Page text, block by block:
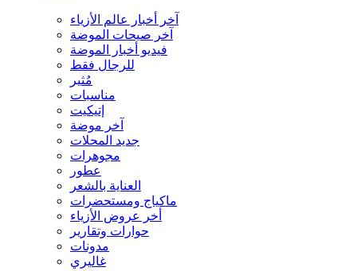
آخر أخبار عالم الأزياء
آخر صيحات الموضة
فيديو أخبار الموضة
للرجال فقط
مُثير
مناسبات
إتيكيت
آخر موضة
جديد المحلات
مجوهرات
عطور
العناية بالشعر
ماكياج ومستحضرات
أخر عروض الأزياء
حوارات وتقارير
مدونات
غاليري